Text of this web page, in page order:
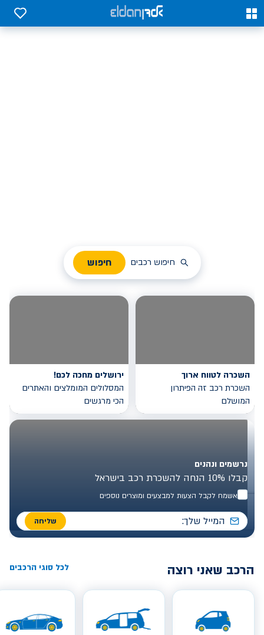
0
0
חיפוש רכבים חיפוש
השכרה לטווח ארוך
השכרת רכב זה הפיתרון
המושלם
ירושלים מחכה לכם!
המסלולים המומלצים והאתרים
הכי מרגשים
נרשמים ונהנים
קבלו 10% הנחה להשכרת רכב בישראל
אשמח לקבל הצעות למבצעים ומוצרים נוספים
שליחה
הרכב שאני רוצה לכל סוגי הרכבים